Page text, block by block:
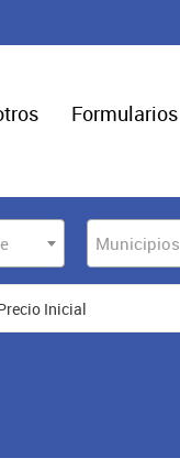
Formularios
Municipios